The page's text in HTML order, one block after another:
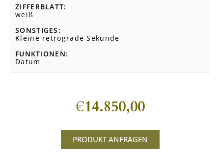
ZIFFERBLATT
weiß
SONSTIGES
Kleine retrograde Sekunde
FUNKTIONEN
Datum
€14.850,00
PRODUKT ANFRAGEN